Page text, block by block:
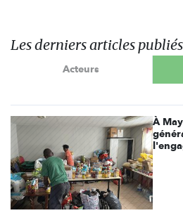
Les derniers articles publiés
Acteurs
À